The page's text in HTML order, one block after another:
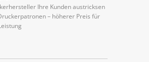
Ihre Kunden austricksen
– höherer Preis für